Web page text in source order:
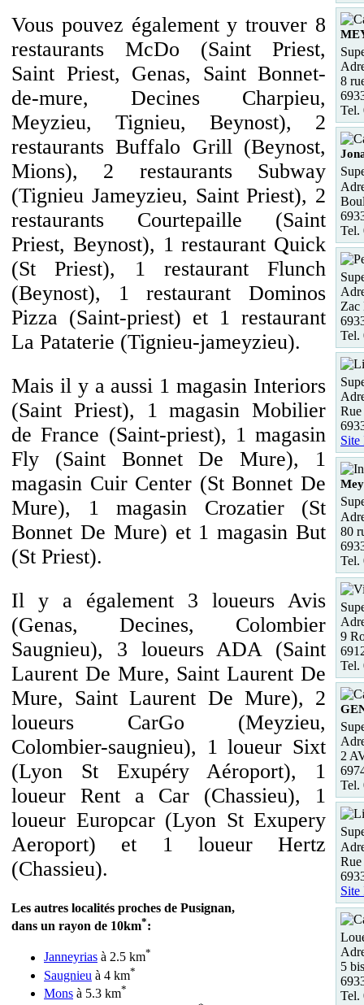
Vous pouvez également y trouver 8
restaurants McDo (Saint Priest,
Saint Priest, Genas, Saint Bonnet-
de-mure, Decines Charpieu,
Meyzieu, Tignieu, Beynost), 2
restaurants Buffalo Grill (Beynost,
Mions), 2 restaurants Subway
(Tignieu Jameyzieu, Saint Priest), 2
restaurants Courtepaille (Saint
Priest, Beynost), 1 restaurant Quick
(St Priest), 1 restaurant Flunch
(Beynost), 1 restaurant Dominos
Pizza (Saint-priest) et 1 restaurant
La Pataterie (Tignieu-jameyzieu).
Mais il y a aussi 1 magasin Interiors
(Saint Priest), 1 magasin Mobilier
de France (Saint-priest), 1 magasin
Fly (Saint Bonnet De Mure), 1
magasin Cuir Center (St Bonnet De
Mure), 1 magasin Crozatier (St
Bonnet De Mure) et 1 magasin But
(St Priest).
Il y a également 3 loueurs Avis
(Genas, Decines, Colombier
Saugnieu), 3 loueurs ADA (Saint
Laurent De Mure, Saint Laurent De
Mure, Saint Laurent De Mure), 2
loueurs CarGo (Meyzieu,
Colombier-saugnieu), 1 loueur Sixt
(Lyon St Exupéry Aéroport), 1
loueur Rent a Car (Chassieu), 1
loueur Europcar (Lyon St Exupery
Aeroport) et 1 loueur Hertz
(Chassieu).
Les autres localités proches de Pusignan,
dans un rayon de 10km*:
Janneyrias à 2.5 km*
Saugnieu à 4 km*
Mons à 5.3 km*
8
Tel.
Tel.
Zac
Tel.
Site
80
Tel.
9
Tel.
2
Tel.
Site
5
Tel.